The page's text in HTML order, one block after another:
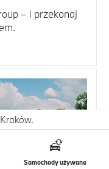
– i przekonaj
Samochody używane